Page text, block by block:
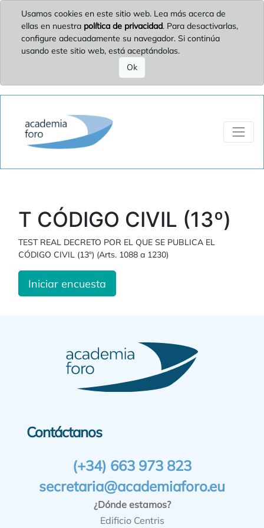
Usamos cookies en este sitio web. Lea más acerca de
ellas en nuestra política de privacidad. Para desactivarlas,
configure adecuadamente su navegador. Si continúa
usando este sitio web, está aceptándolas.
Ok
T CÓDIGO CIVIL (13º)
TEST REAL DECRETO POR EL QUE SE PUBLICA EL
CÓDIGO CIVIL (13º) (Arts. 1088 a 1230)
Iniciar encuesta
Contáctanos
(+34) 663 973 823
secretaria@academiaforo.eu
¿Dónde estamos?
Edificio Centris